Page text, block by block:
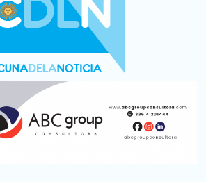
con más movimiento y consumo
personas viajaron por el país, un 5,9%
de autos usados en julio: bajó un 12,6%